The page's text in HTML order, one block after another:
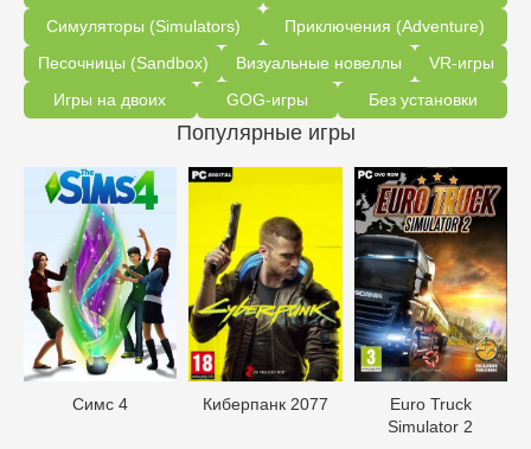
Симуляторы (Simulators)
Приключения (Adventure)
Песочницы (Sandbox)
Визуальные новеллы
VR-игры
Игры на двоих
GOG-игры Без установки
Популярные игры
Симс 4 Киберпанк 2077
Euro Truck
Simulator 2